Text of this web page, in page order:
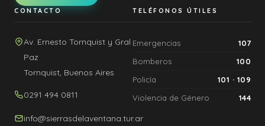
CONTACTO
Av. Ernesto Tornquist y Gral
Paz
Tornquist, Buenos Aires
0291 494 0811
info@sierrasdelaventana.tur.ar
TELÉFONOS ÚTILES
Emergencias
107
Bomberos
100
Policía
101 · 109
Violencia de Género
144